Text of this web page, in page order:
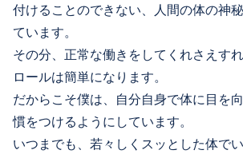
付けることのできない、人間の体の神
ています。
その分、正常な働きをしてくれさえす
ロールは簡単になります。
だからこそ僕は、自分自身で体に目を
慣をつけるようにしています。
いつまでも、若々しくスッとした体で